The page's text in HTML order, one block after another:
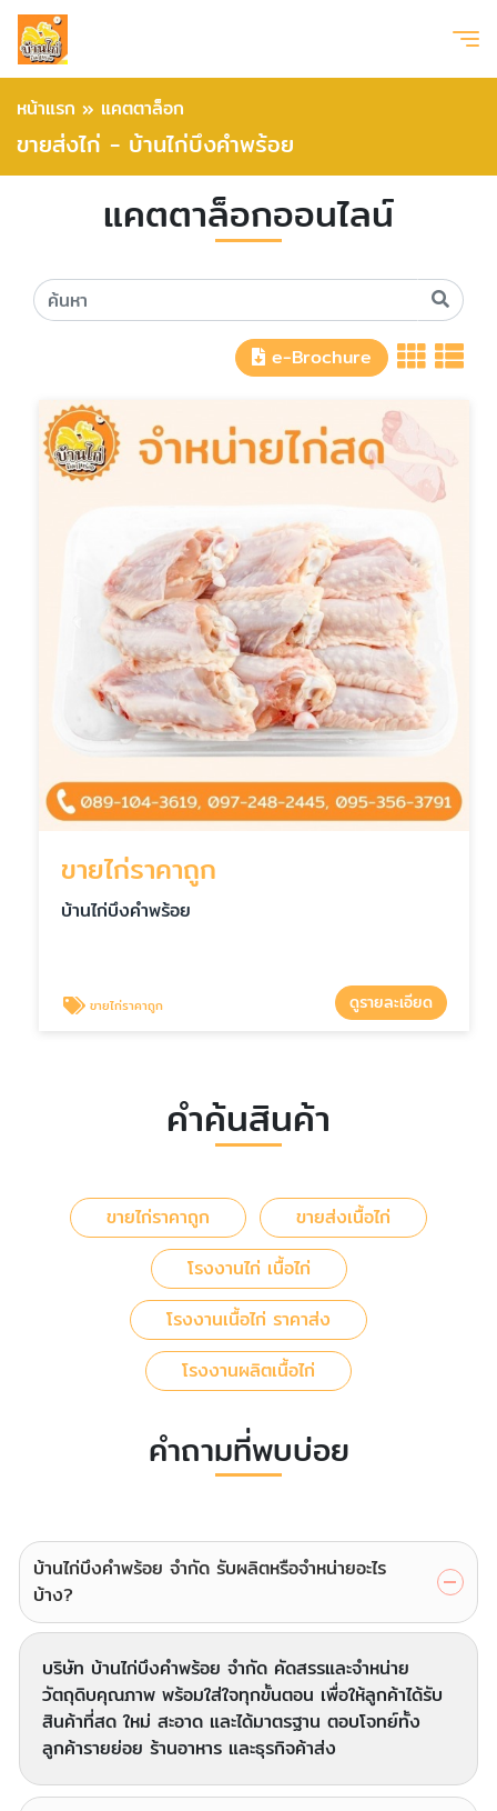
หน้าแรก » แคตตาล็อก
ขายส่งไก่ - บ้านไก่บึงคำพร้อย
แคตตาล็อกออนไลน์
e-Brochure
ขายไก่ราคาถูก
บ้านไก่บึงคำพร้อย
ขายไก่ราคาถูก ดูรายละเอียด
คำค้นสินค้า
ขายไก่ราคาถูก
ขายส่งเนื้อไก่
โรงงานไก่ เนื้อไก่
โรงงานเนื้อไก่ ราคาส่ง
โรงงานผลิตเนื้อไก่
คำถามที่พบบ่อย
บ้านไก่บึงคำพร้อย จำกัด รับผลิตหรือจำหน่ายอะไร
บ้าง?
บริษัท บ้านไก่บึงคำพร้อย จำกัด คัดสรรและจำหน่าย
วัตถุดิบคุณภาพ พร้อมใส่ใจทุกขั้นตอน เพื่อให้ลูกค้าได้รับ
สินค้าที่สด ใหม่ สะอาด และได้มาตรฐาน ตอบโจทย์ทั้ง
ลูกค้ารายย่อย ร้านอาหาร และธุรกิจค้าส่ง